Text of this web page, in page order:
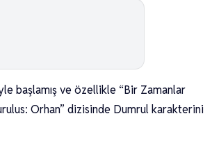
başlamış ve özellikle “Bir Zamanlar
Orhan” dizisinde Dumrul karakterini